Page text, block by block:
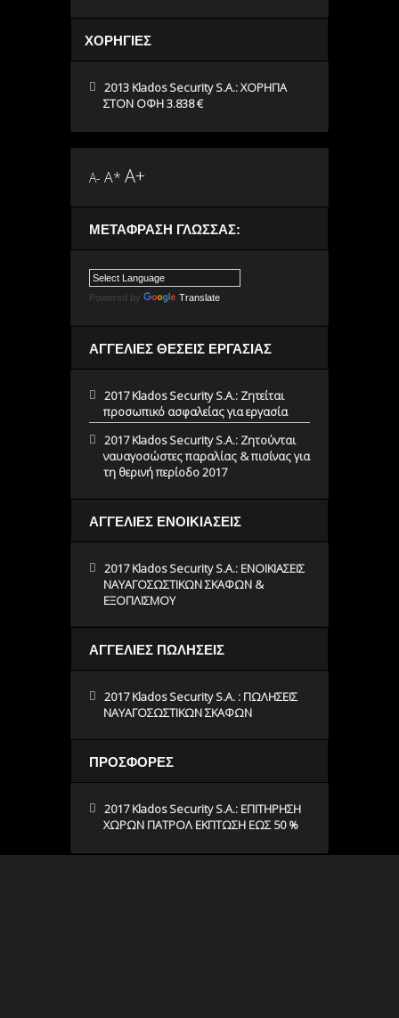
ΧΟΡΗΓΙΕΣ
2013 Klados Security S.A.: ΧΟΡΗΓΙΑ
ΣΤΟΝ ΟΦΗ 3.838 €
A- A* A+
ΜΕΤΆΦΡΑΣΗ ΓΛΏΣΣΑΣ:
Powered by Translate
ΑΓΓΕΛΙΕΣ ΘΕΣΕΙΣ ΕΡΓΑΣΙΑΣ
2017 Klados Security S.A.: Ζητείται
προσωπικό ασφαλείας για εργασία
2017 Klados Security S.A.: Ζητούνται
ναυαγοσώστες παραλίας & πισίνας για
τη θερινή περίοδο 2017
ΑΓΓΕΛΙΕΣ ΕΝΟΙΚΙΑΣΕΙΣ
2017 Klados Security S.A.: ΕΝΟΙΚΙΑΣΕΙΣ
ΝΑΥΑΓΟΣΩΣΤΙΚΩΝ ΣΚΑΦΩΝ &
ΕΞΟΠΛΙΣΜΟΥ
ΑΓΓΕΛΙΕΣ ΠΩΛΗΣΕΙΣ
2017 Klados Security S.A. : ΠΩΛΗΣΕΙΣ
ΝΑΥΑΓΟΣΩΣΤΙΚΩΝ ΣΚΑΦΩΝ
ΠΡΟΣΦΟΡΕΣ
2017 Klados Security S.A.: ΕΠΙΤΗΡΗΣΗ
ΧΩΡΩΝ ΠΑΤΡΟΛ ΕΚΠΤΩΣΗ ΕΩΣ 50 %